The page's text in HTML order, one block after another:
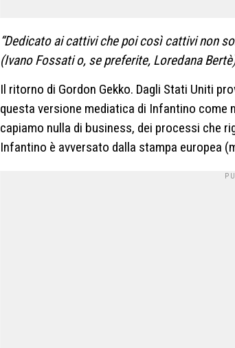
“Dedicato ai cattivi che poi così cattivi non
(Ivano Fossati o, se preferite, Loredana
Il ritorno di Gordon Gekko. Dagli Stati Uniti
questa versione mediatica di Infantino come
capiamo nulla di business, dei processi che
Infantino è avversato dalla stampa europea